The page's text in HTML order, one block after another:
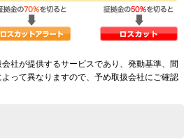
会社が提供するサービスであり、発動基準、間
って異なりますので、予め取扱会社にご確認